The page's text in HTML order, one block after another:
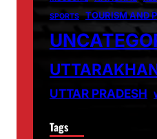
SPORTS
TOURISM AND
UTTAR PRADESH
Tags